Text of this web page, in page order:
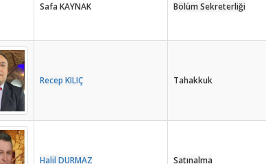
Safa KAYNAK Bölüm Sekreterliği
Recep KILIÇ Tahakkuk
Halil DURMAZ Satınalma